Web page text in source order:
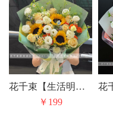
花千束【生活明朗】
￥199